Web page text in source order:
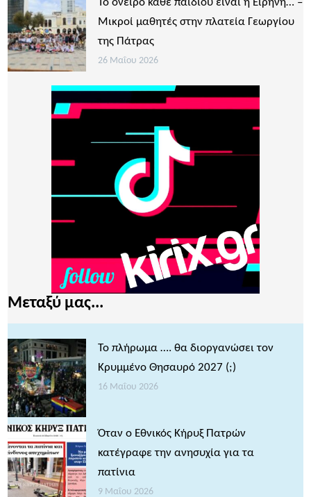
Το όνειρο κάθε παιδιού είναι η Ειρήνη… –
Μικροί μαθητές στην πλατεία Γεωργίου
της Πάτρας
26 Μαΐου 2026
Μεταξύ μας...
Το πλήρωμα …. θα διοργανώσει τον
Κρυμμένο Θησαυρό 2027 (;)
16 Μαΐου 2026
Όταν ο Εθνικός Κήρυξ Πατρών
κατέγραφε την ανησυχία για τα
πατίνια
9 Μαΐου 2026